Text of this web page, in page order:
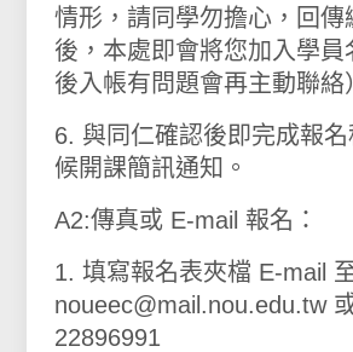
情形，請同學勿擔心，回傳
後，本處即會將您加入學員
後入帳有問題會再主動聯絡
6. 與同仁確認後即完成報
候開課簡訊通知。
A2:傳真或 E-mail 報名：
1. 填寫報名表夾檔 E-mail
noueec@mail.nou.edu.tw
22896991